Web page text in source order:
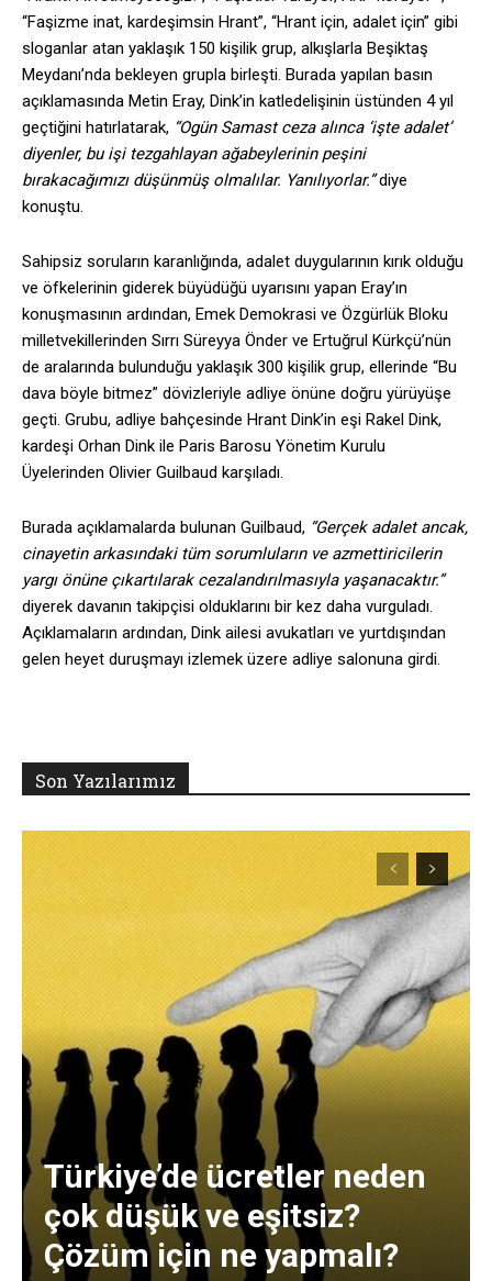
“Faşizme inat, kardeşimsin Hrant”, “Hrant için, adalet için” gibi
sloganlar atan yaklaşık 150 kişilik grup, alkışlarla Beşiktaş
Meydanı’nda bekleyen grupla birleşti. Burada yapılan basın
açıklamasında Metin Eray, Dink’in katledelişinin üstünden 4 yıl
geçtiğini hatırlatarak, “Ogün Samast ceza alınca ‘işte adalet’
diyenler, bu işi tezgahlayan ağabeylerinin peşini
bırakacağımızı düşünmüş olmalılar. Yanılıyorlar.”diye
konuştu.
Sahipsiz soruların karanlığında, adalet duygularının kırık olduğu
ve öfkelerinin giderek büyüdüğü uyarısını yapan Eray’ın
konuşmasının ardından, Emek Demokrasi ve Özgürlük Bloku
milletvekillerinden Sırrı Süreyya Önder ve Ertuğrul Kürkçü’nün
de aralarında bulunduğu yaklaşık 300 kişilik grup, ellerinde “Bu
dava böyle bitmez” dövizleriyle adliye önüne doğru yürüyüşe
geçti. Grubu, adliye bahçesinde Hrant Dink’in eşi Rakel Dink,
kardeşi Orhan Dink ile Paris Barosu Yönetim Kurulu
Üyelerinden Olivier Guilbaud karşıladı.
Burada açıklamalarda bulunan Guilbaud, “Gerçek adalet ancak,
cinayetin arkasındaki tüm sorumluların ve azmettiricilerin
yargı önüne çıkartılarak cezalandırılmasıyla yaşanacaktır.”
diyerek davanın takipçisi olduklarını bir kez daha vurguladı.
Açıklamaların ardından, Dink ailesi avukatları ve yurtdışından
gelen heyet duruşmayı izlemek üzere adliye salonuna girdi.
Son Yazılarımız
Türkiye’de ücretler neden
çok düşük ve eşitsiz?
Çözüm için ne yapmalı?